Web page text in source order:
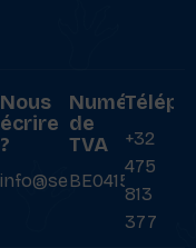
Nous
écrire
?
info@setransmat.com
Numéro
de
TVA
BE0415027069
+32
475
813
377